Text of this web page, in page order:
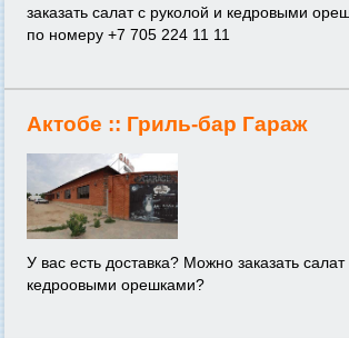
заказать салат с руколой и кедровыми
по номеру +7 705 224 11 11
Актобе :: Гриль-бар Гараж
У вас есть доставка? Можно заказать
кедроовыми орешками?